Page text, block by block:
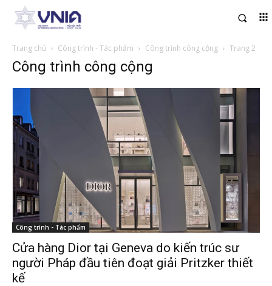
Trang chủ Công trình - Tác phẩm Công trình công cộng Trang 2
Công trình công cộng
Công trình - Tác phẩm
Cửa hàng Dior tại Geneva do kiến trúc sư
người Pháp đầu tiên đoạt giải Pritzker thiết
kế